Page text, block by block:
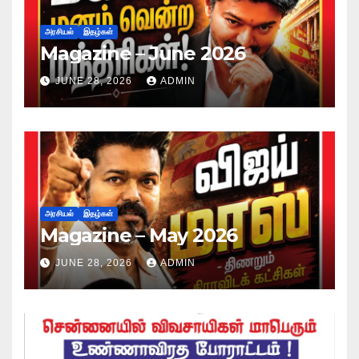
அரசியல் இதழ்கள்
Magazine – June 2026
JUNE 28, 2026 ADMIN
அரசியல் இதழ்கள்
Magazine – May 2026
JUNE 28, 2026 ADMIN